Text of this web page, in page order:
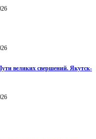
великих свершений. Якутск-